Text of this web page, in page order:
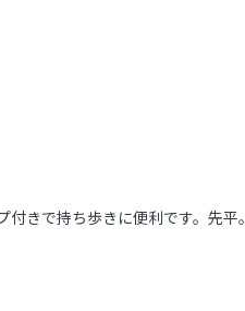
きで持ち歩きに便利です。先平。